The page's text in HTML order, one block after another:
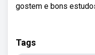
gostem e bons
Tags